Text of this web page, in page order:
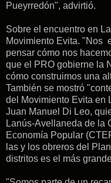
Pueyrredón", advirtió.
Sobre el encuentro en
Movimiento Evita. "Nos
pensar cómo nos
que el PRO gobierne la
cómo construimos una
También se mostró
del Movimiento Evita en
Juan Manuel Di Leo,
Lanús-Avellaneda de la
Economía Popular
las y los obreros del
distritos es el más